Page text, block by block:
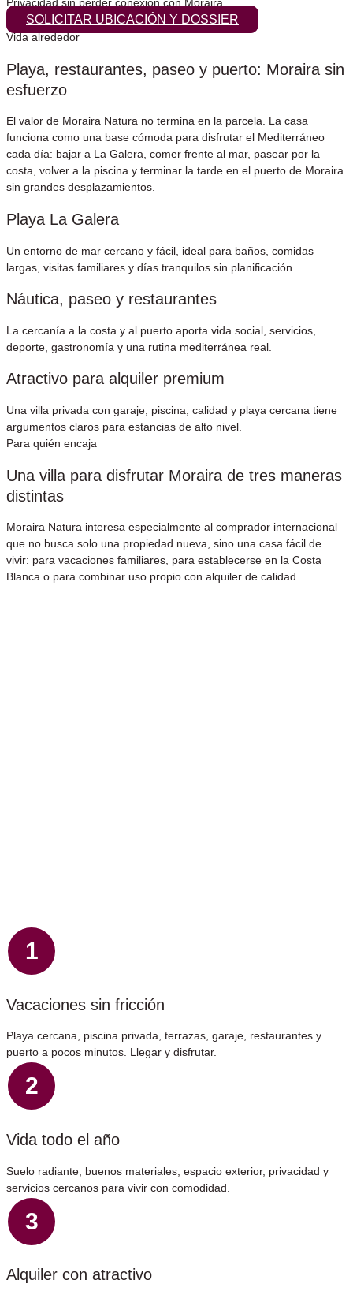
Privacidad sin perder conexión con Moraira
SOLICITAR UBICACIÓN Y DOSSIER
Vida alrededor
Playa, restaurantes, paseo y puerto: Moraira sin
esfuerzo
El valor de Moraira Natura no termina en la parcela. La casa
funciona como una base cómoda para disfrutar el Mediterráneo
cada día: bajar a La Galera, comer frente al mar, pasear por la
costa, volver a la piscina y terminar la tarde en el puerto de Moraira
sin grandes desplazamientos.
Playa La Galera
Un entorno de mar cercano y fácil, ideal para baños, comidas
largas, visitas familiares y días tranquilos sin planificación.
Náutica, paseo y restaurantes
La cercanía a la costa y al puerto aporta vida social, servicios,
deporte, gastronomía y una rutina mediterránea real.
Atractivo para alquiler premium
Una villa privada con garaje, piscina, calidad y playa cercana tiene
argumentos claros para estancias de alto nivel.
Para quién encaja
Una villa para disfrutar Moraira de tres maneras
distintas
Moraira Natura interesa especialmente al comprador internacional
que no busca solo una propiedad nueva, sino una casa fácil de
vivir: para vacaciones familiares, para establecerse en la Costa
Blanca o para combinar uso propio con alquiler de calidad.
1
Vacaciones sin fricción
Playa cercana, piscina privada, terrazas, garaje, restaurantes y
puerto a pocos minutos. Llegar y disfrutar.
2
Vida todo el año
Suelo radiante, buenos materiales, espacio exterior, privacidad y
servicios cercanos para vivir con comodidad.
3
Alquiler con atractivo